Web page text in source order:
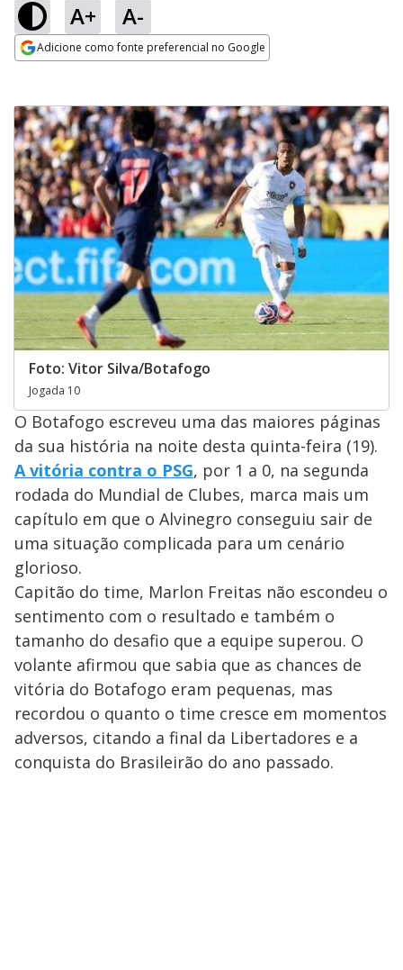
A+ A-
Adicione como fonte preferencial no Google
Foto: Vitor Silva/Botafogo
Jogada 10
O Botafogo escreveu uma das maiores páginas
da sua história na noite desta quinta-feira (19).
A vitória contra o PSG, por 1 a 0, na segunda
rodada do Mundial de Clubes, marca mais um
capítulo em que o Alvinegro conseguiu sair de
uma situação complicada para um cenário
glorioso.
Capitão do time, Marlon Freitas não escondeu o
sentimento com o resultado e também o
tamanho do desafio que a equipe superou. O
volante afirmou que sabia que as chances de
vitória do Botafogo eram pequenas, mas
recordou o quanto o time cresce em momentos
adversos, citando a final da Libertadores e a
conquista do Brasileirão do ano passado.